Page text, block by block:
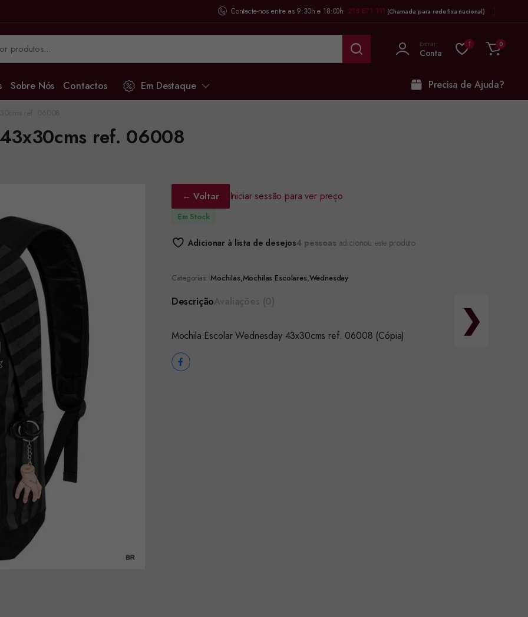
Contacte-nos entre as 9:30h e 18:00h 218 871 111 (Chamada para rede fixa nacional)
Entrar
Conta
1 0
Sobre Nós Contactos Em Destaque Precisa de Ajuda?
ref. 06008
❯
← Voltar Iniciar sessão para ver preço
Em Stock
Adicionar à lista de desejos4 pessoas adicionou este produto
Categorias: Mochilas,Mochilas Escolares,Wednesday
Descrição
Mochila Escolar Wednesday 43x30cms ref. 06008 (Cópia)